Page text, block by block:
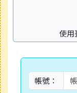
使用
帳號：